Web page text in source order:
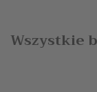
Wszystkie